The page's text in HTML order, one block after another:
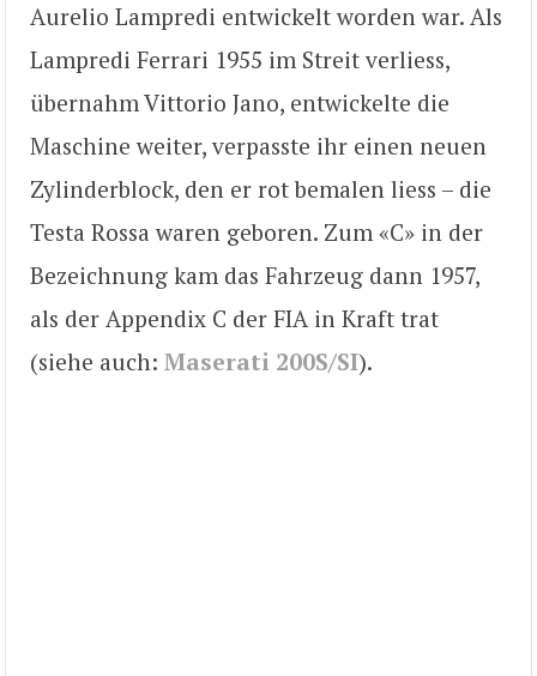
Aurelio Lampredi entwickelt worden war. Als
Lampredi Ferrari 1955 im Streit verliess,
übernahm Vittorio Jano, entwickelte die
Maschine weiter, verpasste ihr einen neuen
Zylinderblock, den er rot bemalen liess – die
Testa Rossa waren geboren. Zum «C» in der
Bezeichnung kam das Fahrzeug dann 1957,
als der Appendix C der FIA in Kraft trat
(siehe auch: Maserati 200S/SI).